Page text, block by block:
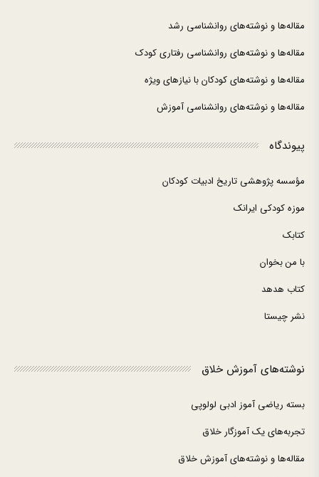
مقاله‌ها و نوشته‌های روانشناسی رشد
مقاله‌ها و نوشته‌های روانشناسی رفتاری کودک
مقاله‌ها و نوشته‌های کودکان با نیازهای ویژه
مقاله‌ها و نوشته‌های روانشناسی آموزش
پیوندگاه
مؤسسه پژوهشی تاریخ ادبیات کودکان
موزه کودکی ایرانک
کتابک
با من بخوان
کتاب هدهد
نشر چیستا
نوشته‌های آموزش خلاق
بسته ریاضی آموز ادبی لولوپی
تجربه‌های یک آموزگار خلاق
مقاله‌ها و نوشته‌های آموزش خلاق